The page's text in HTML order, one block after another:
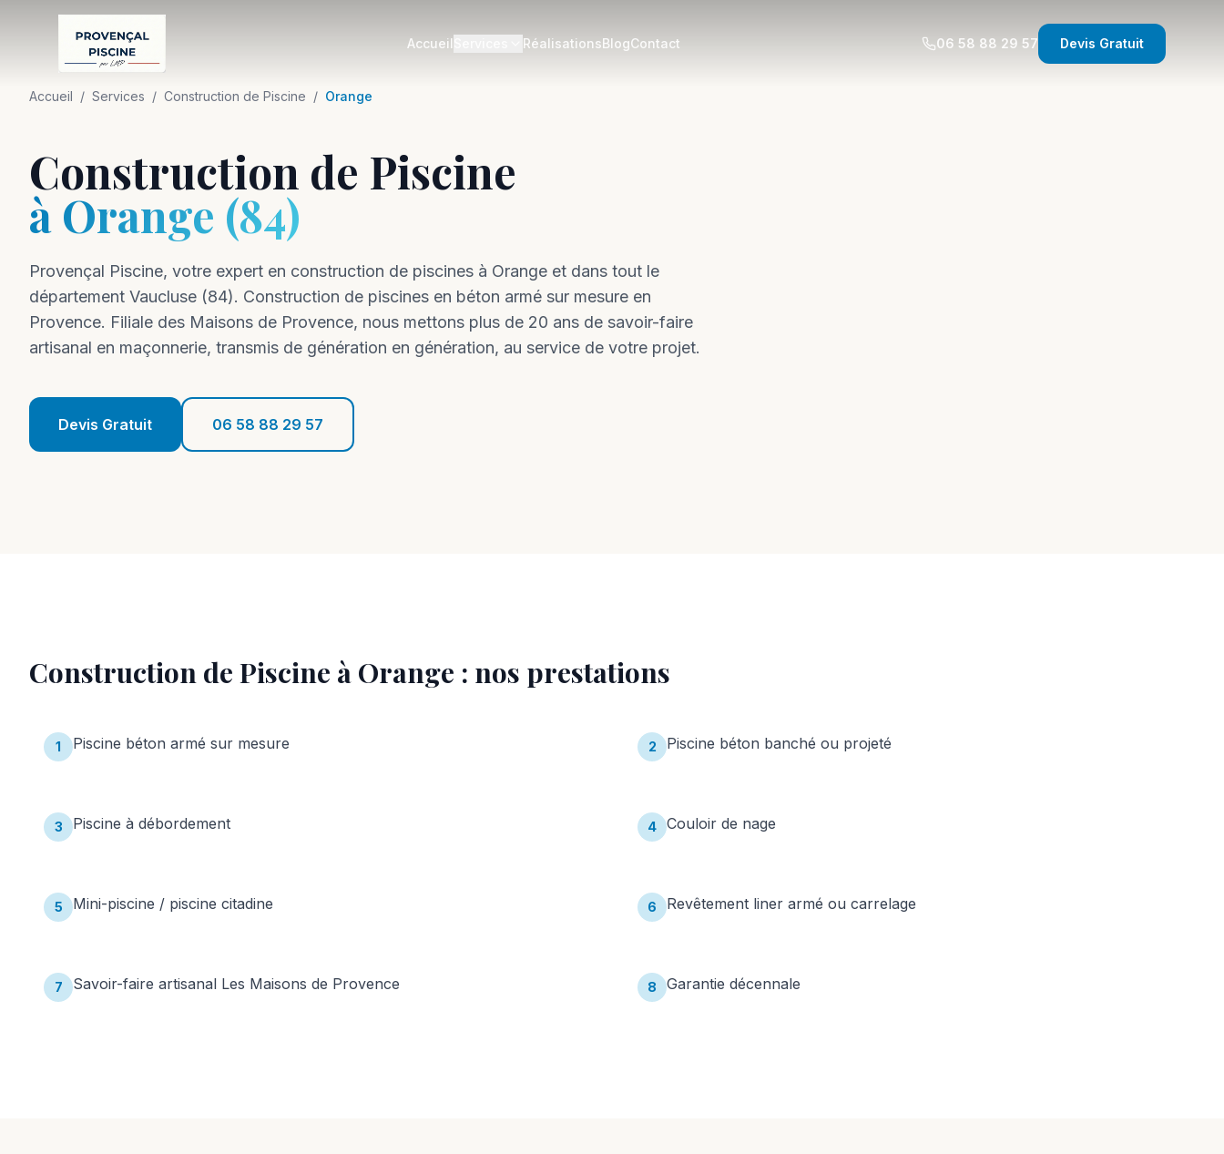
Accueil RéalisationsBlogContact 06 58 88 29 57 Devis Gratuit
Accueil / Services / Construction de Piscine / Orange
Construction de Piscine
à Orange (84)
Provençal Piscine, votre expert en construction de piscines à Orange et dans tout le
département Vaucluse (84). Construction de piscines en béton armé sur mesure en
Provence. Filiale des Maisons de Provence, nous mettons plus de 20 ans de savoir-faire
artisanal en maçonnerie, transmis de génération en génération, au service de votre projet.
Devis Gratuit 06 58 88 29 57
Construction de Piscine à Orange : nos prestations
1 Piscine béton armé sur mesure 2 Piscine béton banché ou projeté
3 Piscine à débordement 4 Couloir de nage
5 Mini-piscine / piscine citadine 6 Revêtement liner armé ou carrelage
7 Savoir-faire artisanal Les Maisons de Provence 8 Garantie décennale